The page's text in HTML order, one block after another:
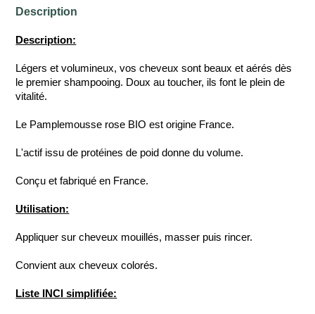
Description
Description:
Légers et volumineux, vos cheveux sont beaux et aérés dès
le premier shampooing. Doux au toucher, ils font le plein de
vitalité.
Le Pamplemousse rose BIO est origine France.
L'actif issu de protéines de poid donne du volume.
Conçu et fabriqué en France.
Utilisation:
Appliquer sur cheveux mouillés, masser puis rincer.
Convient aux cheveux colorés.
Liste INCI simplifiée: